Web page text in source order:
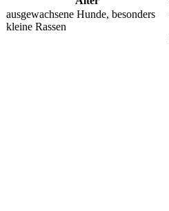
ausgewachsene Hunde, besonders
kleine Rassen